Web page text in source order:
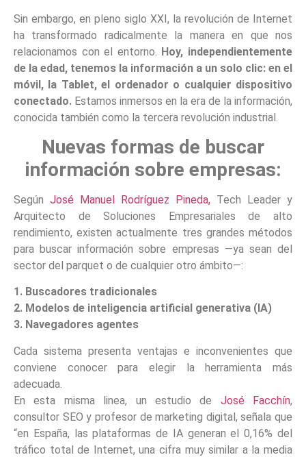
Sin embargo, en pleno siglo XXI, la revolución de Internet
ha transformado radicalmente la manera en que nos
relacionamos con el entorno. Hoy, independientemente
de la edad, tenemos la información a un solo clic: en el
móvil, la Tablet, el ordenador o cualquier dispositivo
conectado. Estamos inmersos en la era de la información,
conocida también como la tercera revolución industrial.
Nuevas formas de buscar
información sobre empresas:
Según José Manuel Rodríguez Pineda, Tech Leader y
Arquitecto de Soluciones Empresariales de alto
rendimiento, existen actualmente tres grandes métodos
para buscar información sobre empresas —ya sean del
sector del parquet o de cualquier otro ámbito—:
1. Buscadores tradicionales
2. Modelos de inteligencia artificial generativa (IA)
3. Navegadores agentes
Cada sistema presenta ventajas e inconvenientes que
conviene conocer para elegir la herramienta más
adecuada.
En esta misma linea, un estudio de José Facchín,
consultor SEO y profesor de marketing digital, señala que
“en España, las plataformas de IA generan el 0,16% del
tráfico total de Internet, una cifra muy similar a la media